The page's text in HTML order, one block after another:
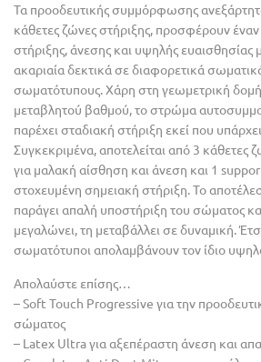
Τα προοδευτικής συμμόρφωσης
κάθετες ζώνες στήριξης, προσφέρουν
στήριξης, άνεσης και υψηλής ευαισθησίας
ακαριαία δεκτικά σε διαφορετικά
σωματότυπους. Χάρη στη γεωμετρική
μεταβλητού βαθμού, το στρώμα
παρέχει σταδιακή στήριξη εκεί που
Συγκεκριμένα, αποτελείται από 3
για μαλακή αίσθηση και άνεση και 1
στοχευμένη σημειακή στήριξη. Το
παράγει απαλή υποστήριξη του σώματος
μεγαλώνει, τη μεταβάλλει σε δυναμική.
σωματότυποι απολαμβάνουν τον ίδιο
Απολαύστε επίσης…
– Soft Touch Progressive για την
σώματος
– Latex Ultra για αξεπέραστη άνεση και